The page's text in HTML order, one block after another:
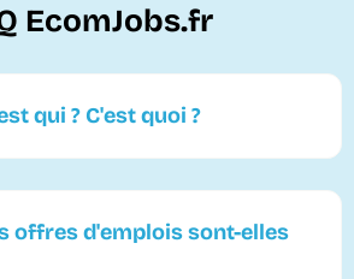
EcomJobs.fr
qui ? C'est quoi ?
offres d'emplois sont-elles